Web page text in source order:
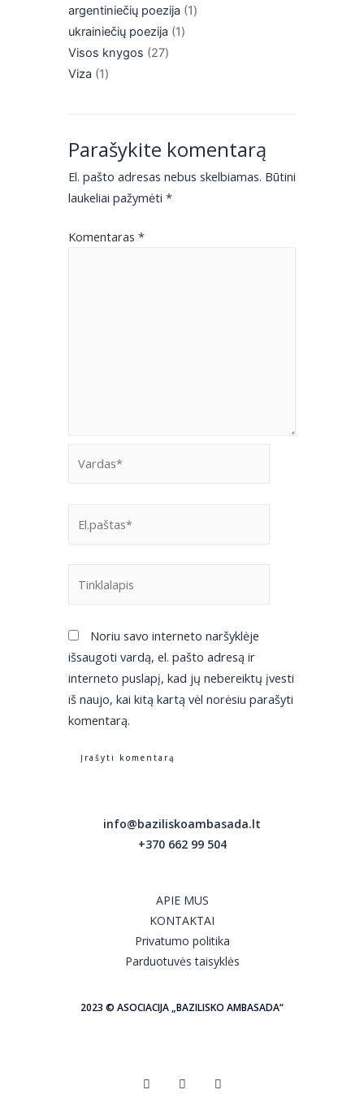
argentiniečių poezija
1
ukrainiečių poezija
1
Visos knygos
27
Viza
1
Parašykite komentarą
El. pašto adresas nebus skelbiamas. Būtini
laukeliai pažymėti *
Komentaras *
Noriu savo interneto naršyklėje
išsaugoti vardą, el. pašto adresą ir
interneto puslapį, kad jų nebereiktų įvesti
iš naujo, kai kitą kartą vėl norėsiu parašyti
komentarą.
info@baziliskoambasada.lt
+370 662 99 504
APIE MUS
KONTAKTAI
Privatumo politika
Parduotuvės taisyklės
2023 © ASOCIACIJA „BAZILISKO AMBASADA“